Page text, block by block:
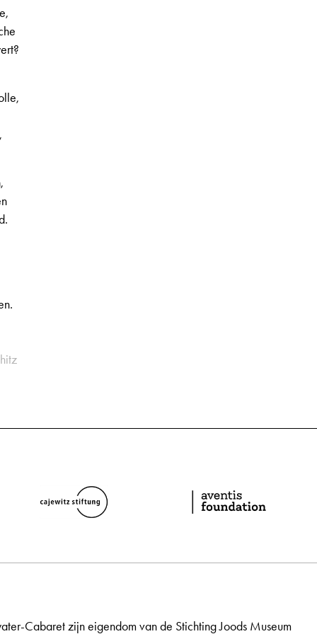
Cabaret zijn eigendom van de Stichting Joods Museum